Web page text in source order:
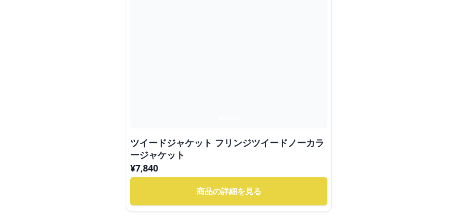
ツイードジャケット フリンジツイードノーカラ
ージャケット
¥7,840
商品の詳細を見る